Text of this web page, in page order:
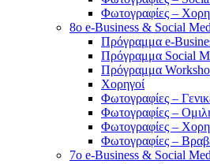
Φωτογραφίες –
8o e-Business & Social
Πρόγραμμα e-
Πρόγραμμα Social
Πρόγραμμα
Χορηγοί
Φωτογραφίες –
Φωτογραφίες –
Φωτογραφίες –
Φωτογραφίες –
7o e-Business & Social